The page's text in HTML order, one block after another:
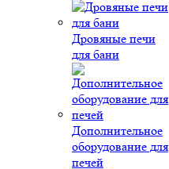
Дровяные печи
для бани
Дополнительное
оборудование для
печей